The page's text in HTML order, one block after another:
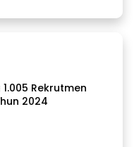
Rekrutmen
2024